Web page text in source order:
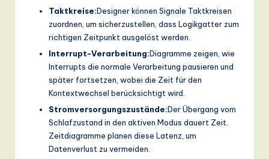
Taktkreise:Designer können Signale Taktkreisen
zuordnen, um sicherzustellen, dass Logikgatter zum
richtigen Zeitpunkt ausgelöst werden.
Interrupt-Verarbeitung:Diagramme zeigen, wie
Interrupts die normale Verarbeitung pausieren und
später fortsetzen, wobei die Zeit für den
Kontextwechsel berücksichtigt wird.
Stromversorgungszustände:Der Übergang vom
Schlafzustand in den aktiven Modus dauert Zeit.
Zeitdiagramme planen diese Latenz, um
Datenverlust zu vermeiden.